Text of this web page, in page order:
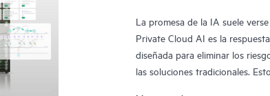
La promesa de la IA suele
Private Cloud AI es la
diseñada para eliminar los
las soluciones tradicionales.